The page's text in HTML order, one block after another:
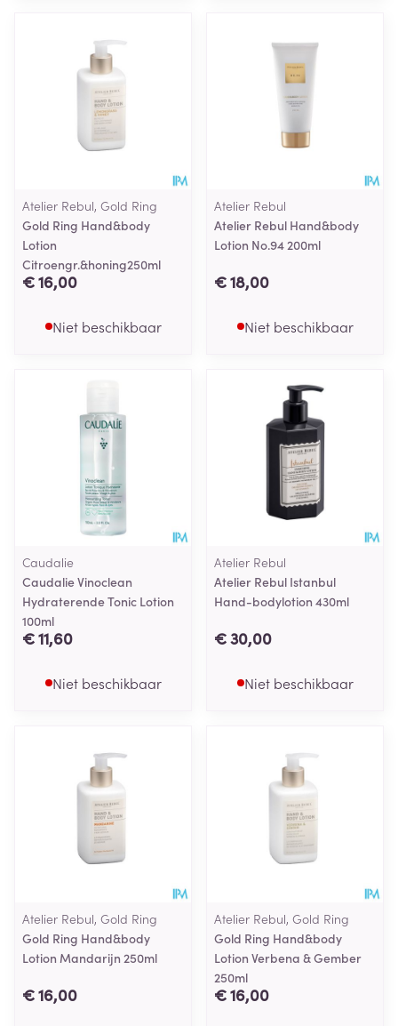
Atelier Rebul, Gold Ring
Gold Ring Hand&body
Lotion
Citroengr.&honing250ml
€ 16,00
Niet beschikbaar
Atelier Rebul
Atelier Rebul Hand&body
Lotion No.94 200ml
€ 18,00
Niet beschikbaar
Caudalie
Caudalie Vinoclean
Hydraterende Tonic Lotion
100ml
€ 11,60
Niet beschikbaar
Atelier Rebul
Atelier Rebul Istanbul
Hand-bodylotion 430ml
€ 30,00
Niet beschikbaar
Atelier Rebul, Gold Ring
Gold Ring Hand&body
Lotion Mandarijn 250ml
€ 16,00
Atelier Rebul, Gold Ring
Gold Ring Hand&body
Lotion Verbena & Gember
250ml
€ 16,00